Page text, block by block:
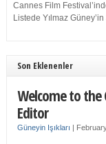
Cannes Film
Listede Yılmaz
Son Eklenenler
Welcome to the
Editor
Güneyin Işıkları |